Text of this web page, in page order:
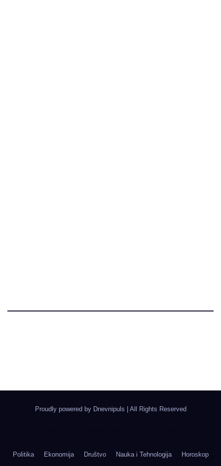
Proudly powered by Dnevnipuls | All Rights Reserved
Politika Ekonomija Društvo Nauka i Tehnologija Horoskop